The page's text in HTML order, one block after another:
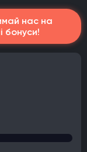
нас на
бонуси!